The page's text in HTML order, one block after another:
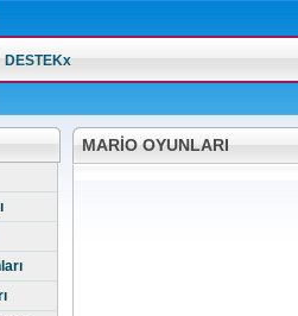
DESTEKx
MARIO OYUNLARI